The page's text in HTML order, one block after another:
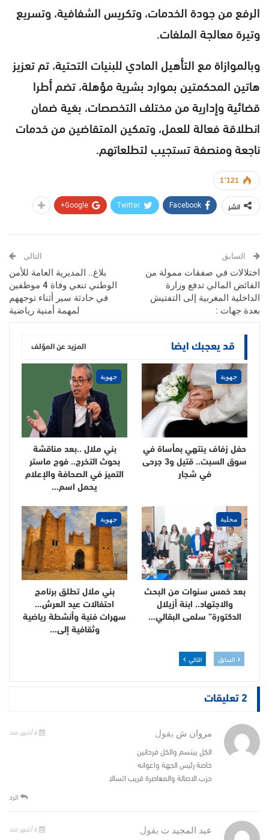
الرفع من جودة الخدمات، وتكريس الشفافية، وتسريع
وتيرة معالجة الملفات.
وبالموازاة مع التأهيل المادي للبنيات التحتية، تم تعزيز
هاتين المحكمتين بموارد بشرية مؤهلة، تضم أطرا
قضائية وإدارية من مختلف التخصصات، بغية ضمان
انطلاقة فعالة للعمل، وتمكين المتقاضين من خدمات
ناجعة ومنصفة تستجيب لتطلعاتهم.
1٬121
انشر Facebook
Twitter
Google+
السابق
اختلالات في صفقات ممولة من
الفائض المالي تدفع وزارة
الداخلية المغربية إلى التفتيش
بعدة جهات :
التالي
بلاغ.. المديرية العامة للأمن
الوطني تنعي وفاة 4 موظفين
في حادثة سير أثناء توجههم
لمهمة أمنية رياضية
قد يعجبك ايضا المزيد عن المؤلف
جهوية
حفل زفاف ينتهي بمأساة في
سوق السبت.. قتيل و3 جرحى
في شجار
جهوية
بني ملال ..بعد مناقشة
بحوث التخرج.. فوج ماستر
التميز في الصحافة والإعلام
يحمل اسم…
محلية
بعد خمس سنوات من البحث
والاجتهاد.. ابنة أزيلال
الدكتورة” سلمى البقالي…
جهوية
بني ملال تطلق برنامج
احتفالات عيد العرش…
سهرات فنية وأنشطة رياضية
وثقافية إلى…
السابق التالي
2 تعليقات
مروان ش يقول
الكل يبتسم والكل فرحانين
خاصة رئيس الجهة واعوانه
حزب الاصالة والمعاصرة قريب اتسالا
الرد
عبد المجيد ت يقول